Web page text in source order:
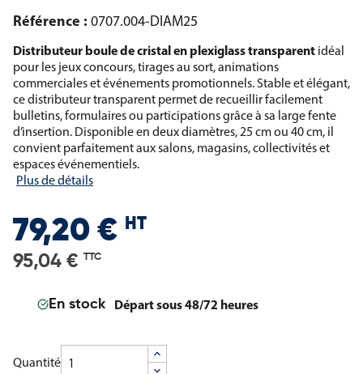
Référence : 0707.004-DIAM25
Distributeur boule de cristal en plexiglass transparent idéal
pour les jeux concours, tirages au sort, animations
commerciales et événements promotionnels. Stable et élégant,
ce distributeur transparent permet de recueillir facilement
bulletins, formulaires ou participations grâce à sa large fente
d’insertion. Disponible en deux diamètres, 25 cm ou 40 cm, il
convient parfaitement aux salons, magasins, collectivités et
espaces événementiels.
Plus de détails
79,20 € HT
95,04 € TTC
En stock Départ sous 48/72 heures
Quantité